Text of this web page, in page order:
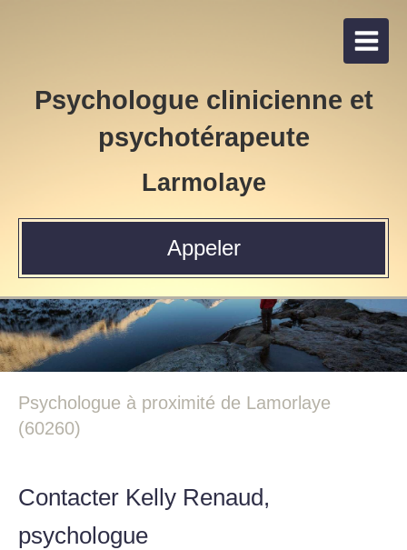
Psychologue clinicienne et
psychotérapeute
Larmolaye
Appeler
Psychologue à proximité de Lamorlaye
(60260)
Contacter Kelly Renaud,
psychologue